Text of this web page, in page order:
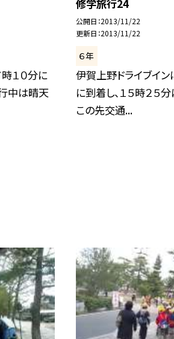
１０分に
中は晴天
修学旅行24
公開日 2013/11/22
更新日 2013/11/22
６年
伊賀上野ドライブイン
に到着し、１５時２５
この先交通...